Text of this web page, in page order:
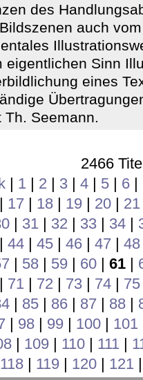
des
auch
eigentlichen Sinn
eines
Th. Seemann.
2466
| 1 | 2 | 3 | 4 | 5 | 6 |
17 | 18| 19| 20| 21
| 31| 32 | 33| 34|
44| 45| 46| 47 | 48
| 58| 59| 60| 61|
71| 72 | 73| 74| 75
| 85| 86| 87 | 88|
| 98| 99| 100| 101
| 109| 110| 111|
118 | 119 | 120 | 121